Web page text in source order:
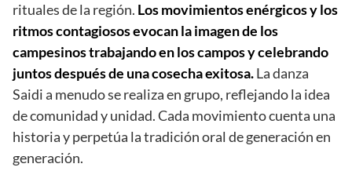
rituales de la región. Los movimientos enérgicos y los
ritmos contagiosos evocan la imagen de los
campesinos trabajando en los campos y celebrando
juntos después de una cosecha exitosa.La danza
Saidi a menudo se realiza en grupo, reflejando la idea
de comunidad y unidad. Cada movimiento cuenta una
historia y perpetúa la tradición oral de generación en
generación.